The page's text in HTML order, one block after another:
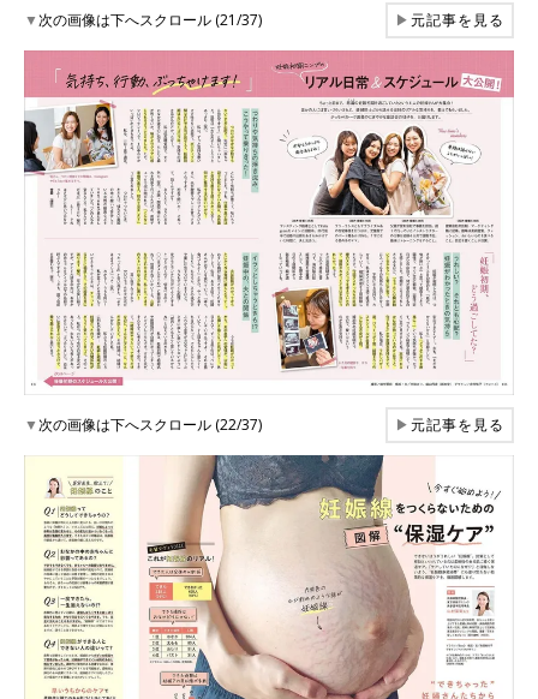
▼次の画像は下へスクロール (21/37) ▶元記事を見る
▼次の画像は下へスクロール (22/37) ▶元記事を見る